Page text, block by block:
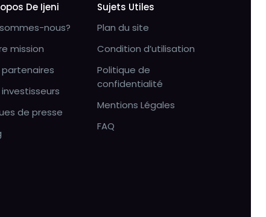
De Ijeni
nous?
mission
partenaires
investisseurs
de presse
Sujets Utiles
Plan du site
Condition d’utilisation
Politique de
confidentialité
Mentions Légales
FAQ